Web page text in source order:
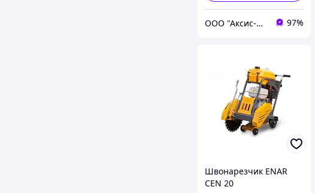
ООО "Аксис-Буд" 97%
Швонарезчик ENAR
CEN 20